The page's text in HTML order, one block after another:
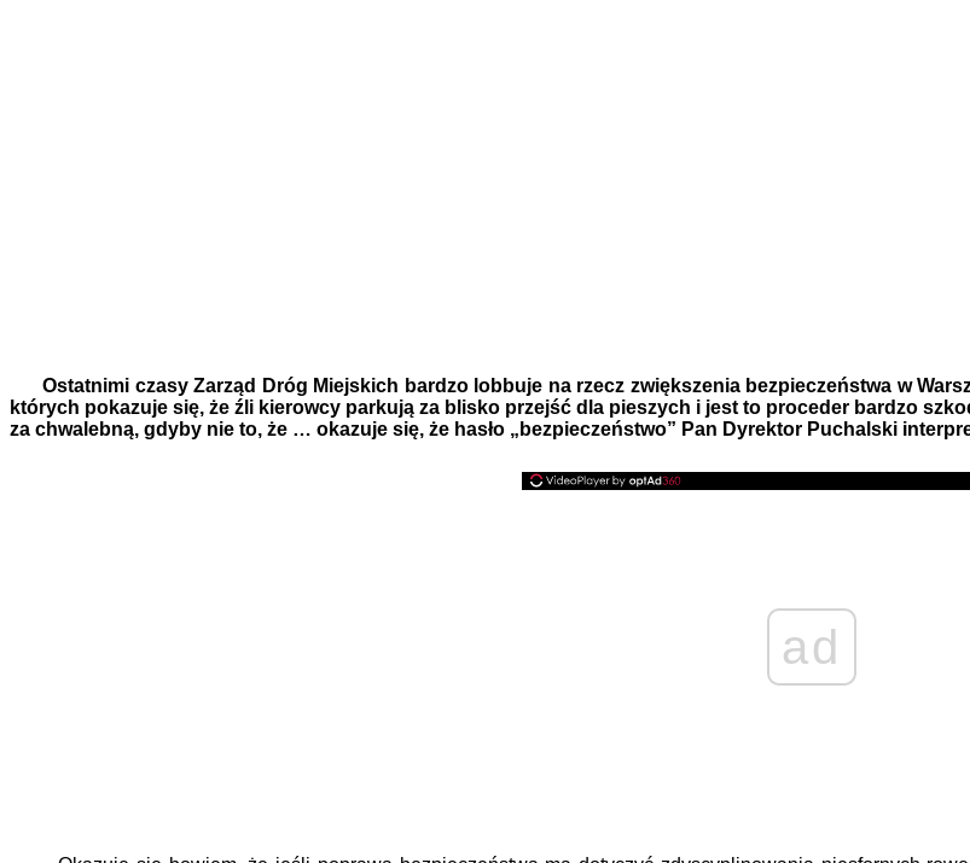
Ostatnimi czasy Zarząd Dróg Miejskich bardzo lobbuje na rzecz zwiększenia bezpieczeństwa w
których pokazuje się, że źli kierowcy parkują za blisko przejść dla pieszych i jest to proceder bardzo
za chwalebną, gdyby nie to, że … okazuje się, że hasło „bezpieczeństwo” Pan Dyrektor Puchalski
ad